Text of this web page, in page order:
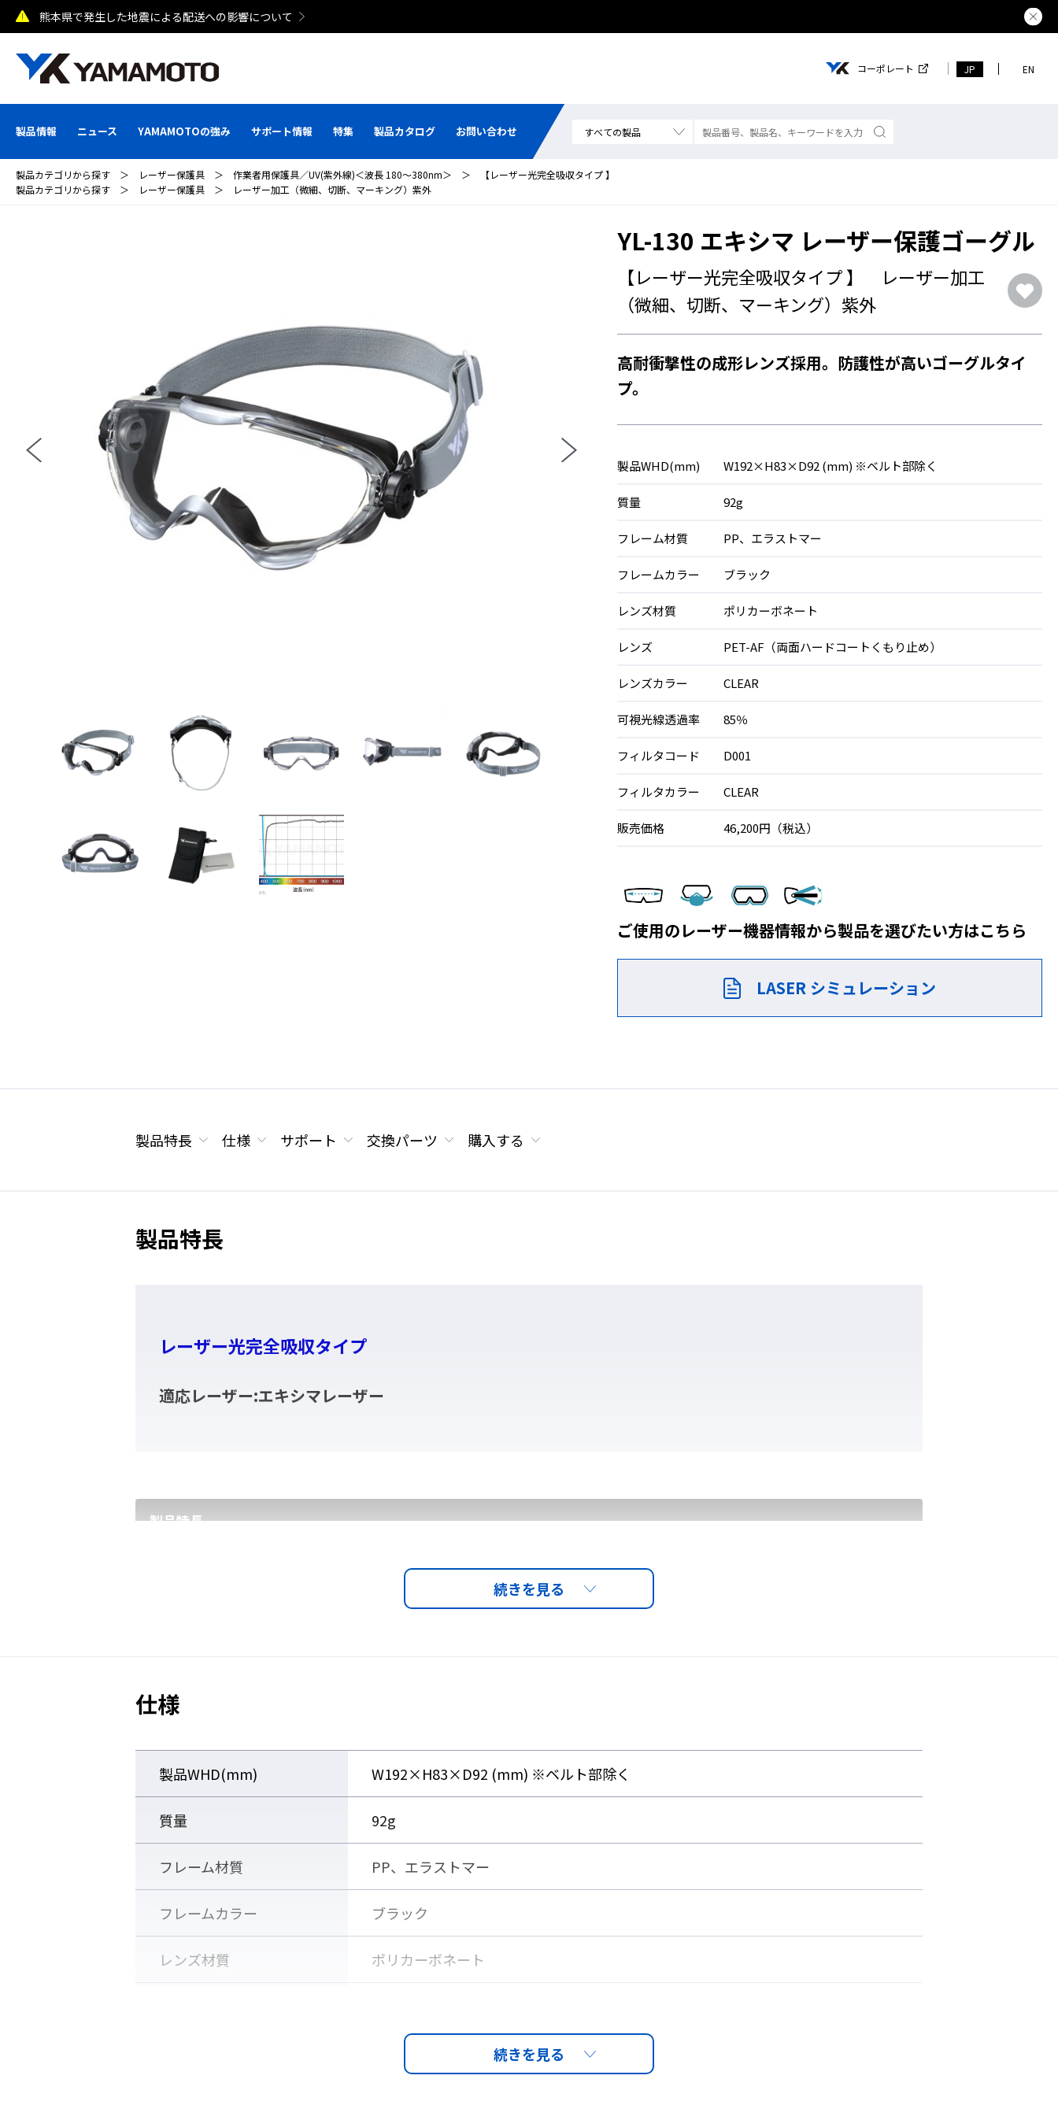
熊本県で発生した地震による配送への影響について 夏季休
コーポレート JP EN
製品情報 ニュース YAMAMOTOの強み サポート情報 特集 製品カタログ お問い合わせ
製品カテゴリから探す ＞ レーザー保護具 ＞ 作業者用保護具／UV(紫外線)＜波長 180～380nm＞ ＞
【レーザー光完全吸収タイプ 】
製品カテゴリから探す
＞ レーザー保護具 ＞ レーザー加工（微細、切断、マーキング）紫外
YL-130 エキシマ レーザー保護ゴーグル
【レーザー光完全吸収タイプ 】 レーザー加工
（微細、切断、マーキング）紫外
高耐衝撃性の成形レンズ採用。防護性が高いゴーグルタイ
プ。
製品WHD(mm) W192×H83×D92 (mm) ※ベルト部除く
質量 92g
フレーム材質 PP、エラストマー
フレームカラー ブラック
レンズ材質 ポリカーボネート
レンズ PET-AF（両面ハードコートくもり止め）
レンズカラー CLEAR
可視光線透過率 85％
フィルタコード D001
フィルタカラー CLEAR
販売価格 46,200円（税込）
ご使用のレーザー機器情報から製品を選びたい方はこちら
LASER シミュレーション
製品特長 仕様 サポート 交換パーツ 購入する
製品特長
レーザー光完全吸収タイプ
適応レーザー:エキシマレーザー
製品特長
人間工学をベースにした顔当たりの良いエラストマークッ
ワンタッチ交換ベルト
ベルト交換可能（別売）
仕様
製品WHD(mm) W192×H83×D92 (mm) ※ベルト部除く
質量 92g
フレーム材質 PP、エラストマー
フレームカラー ブラック
レンズ材質 ポリカーボネート